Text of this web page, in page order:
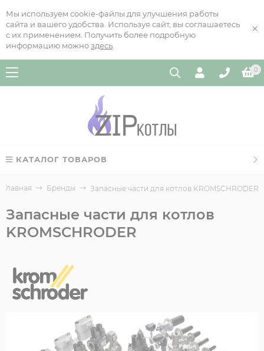
Мы используем cookie-файлы для улучшения работы
сайта и вашего удобства. Используя сайт, вы соглашаетесь
с их применением. Получить более подробную
информацию можно здесь
×
0
КАТАЛОГ ТОВАРОВ
Главная Бренды Запасные части для котлов KROMSCHRODER
Запасные части для котлов
KROMSCHRODER